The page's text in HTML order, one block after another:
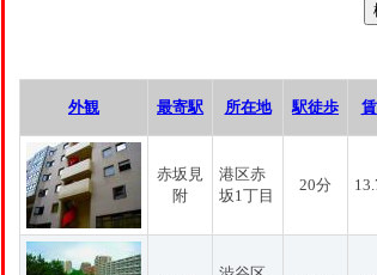
外観 最寄駅 所在地 駅徒歩
赤坂見
附
港区赤
坂1丁目
20分